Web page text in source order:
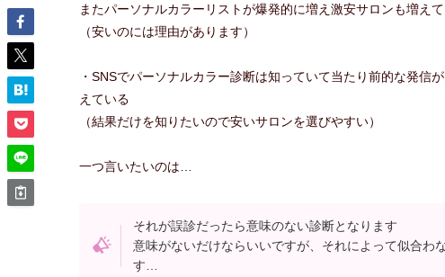
またパーソナルカラーリストが爆発的に増え激安サロンも増え
（安いのには理由があります）
・SNSでパーソナルカラー診断は知っていて当たり前的な発
えている
（結果だけを知りたいので安いサロンを選びやすい）
一つ言いたいのは…
それが誤診だったら意味のない診断となります
意味がないだけならいいですが、それによって似合わ
す…